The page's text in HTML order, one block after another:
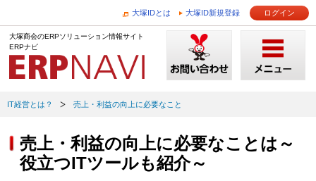
大塚IDとは 大塚ID新規登録 ログイン
大塚商会のERPソリューション情報サイト
ERPナビ
IT経営とは？ 売上・利益の向上に必要なこと
売上・利益の向上に必要なことは～
役立つITツールも紹介～